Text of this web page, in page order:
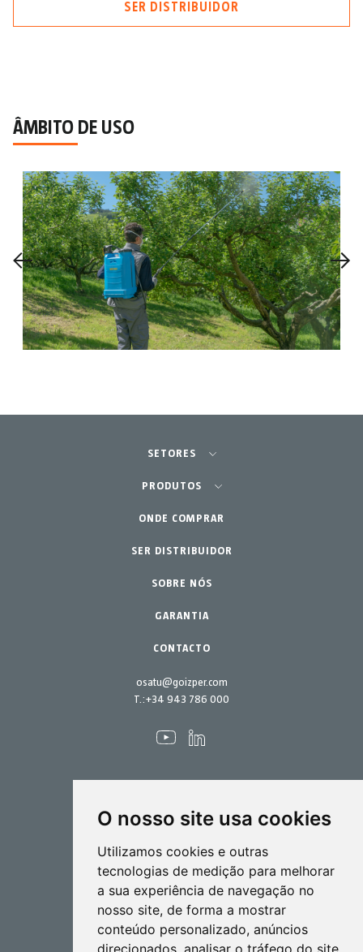
O nosso site usa cookies
Utilizamos cookies e outras
tecnologias de medição para melhorar
a sua experiência de navegação no
nosso site, de forma a mostrar
conteúdo personalizado, anúncios
direcionados, analisar o tráfego do site
SER DISTRIBUIDOR
ÂMBITO DE USO
osatu@goizper.com
T.:+34 943 786 000
Pulverização
Biotecnlogia
Industrial
SETORES
Agricultura - Horta
Jardinagem Profissional
Lar - Jardim
PRODUTOS
Equipamentos
Acessórios
Peças de reposição
Kits de manutenção
ONDE COMPRAR
SER DISTRIBUIDOR
SOBRE NÓS
GARANTIA
CONTACTO
Goizper S.Coop.
Antigua, 4